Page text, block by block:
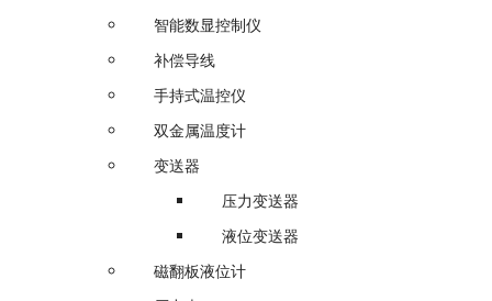
智能数显控制仪
补偿导线
手持式温控仪
双金属温度计
变送器
压力变送器
液位变送器
磁翻板液位计